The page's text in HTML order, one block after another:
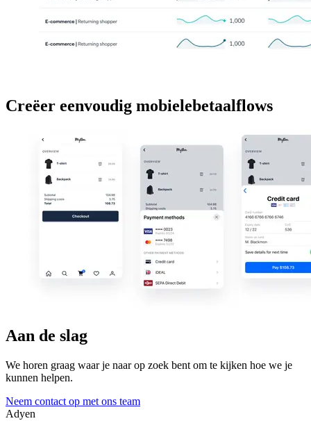
Creëer eenvoudig mobielebetaalflows
Aan de slag
We horen graag waar je naar op zoek bent om te kijken hoe we je
kunnen helpen.
Neem contact op met ons team
Adyen